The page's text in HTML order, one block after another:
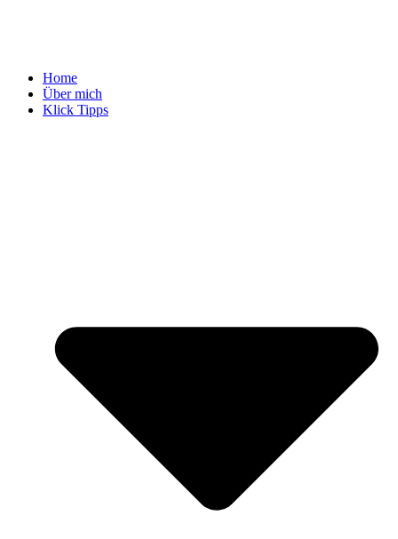
Home
Über mich
Klick Tipps